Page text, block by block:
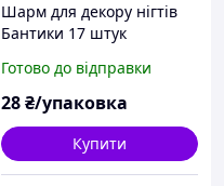
Шарм для декору нігтів
Бантики 17 штук
Готово до відправки
28₴/упаковка
Купити